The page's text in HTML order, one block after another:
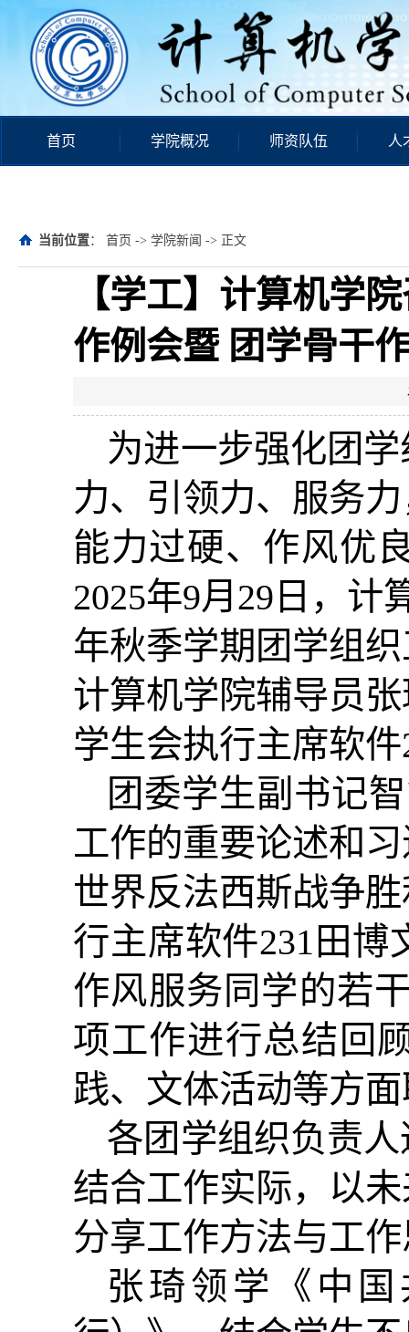
首页 学院概况 师资队伍 人
当前位置： 首页 -> 学院新闻 -> 正文
【学工】计算机学
作例会暨 团学骨干
为进一步强化团
力、引领力、服务
能力过硬、作风优
2025年9月 29 日，计
年秋季学期团学组
计算机学院辅导员
学生会执行主席软件
团委学生副书记
工作的重要论述和
世界反法西斯战争
行主席软件231 田博
作风服务同学的若
项工作进行总结回
践、文体活动等方
各团学组织负责
结合工作实际，以
分享工作方法与工
张琦领学《中